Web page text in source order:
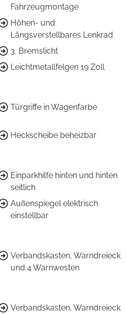
Fahrzeugmontage
Höhen- und
Längsverstellbares Lenkrad
3. Bremslicht
Leichtmetallfelgen 19 Zoll
Türgriffe in Wagenfarbe
Heckscheibe beheizbar
Einparkhilfe hinten und hinten
seitlich
Außenspiegel elektrisch
einstellbar
Verbandskasten, Warndreieck
und 4 Warnwesten
Verbandskasten, Warndreieck